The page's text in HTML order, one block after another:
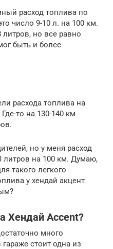
расход топлива по
число 9-10 л. на 100 км.
но все равно
быть и более
расхода топлива на
то на 130-140 км
но у меня расход
литров на 100 км. Думаю,
такого легкого
у хендай акцент
Хендай Accent?
много
стоит одна из